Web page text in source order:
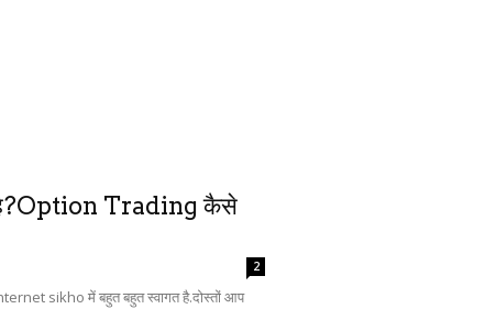
Trading कैसे
2
sikho में बहुत बहुत स्वागत है.दोस्तों आप